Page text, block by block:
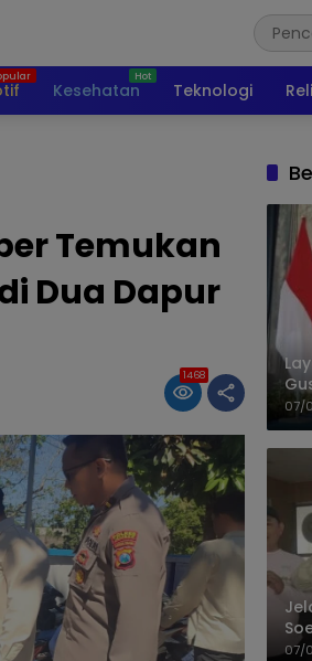
Kesehatan Teknologi
Temukan
Dua Dapur
1468
07/
07/